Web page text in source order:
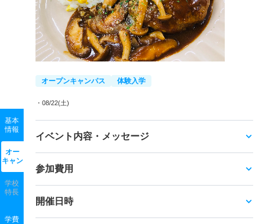
基本
情報
オー
キャン
学校
特長
学費
オープンキャンパス 体験入学
・08/22(土)
イベント内容・メッセージ
参加費用
開催日時